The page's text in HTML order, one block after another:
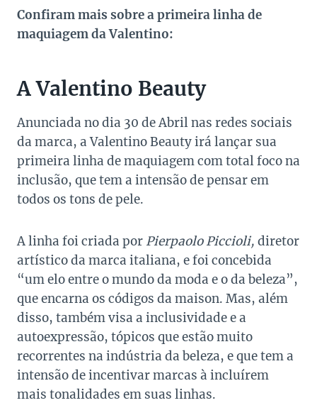
Confiram mais sobre a primeira linha de
maquiagem da Valentino:
A Valentino Beauty
Anunciada no dia 30 de Abril nas redes sociais
da marca, a Valentino Beauty irá lançar sua
primeira linha de maquiagem com total foco na
inclusão, que tem a intensão de pensar em
todos os tons de pele.
A linha foi criada por Pierpaolo Piccioli, diretor
artístico da marca italiana, e foi concebida
“um elo entre o mundo da moda e o da beleza”,
que encarna os códigos da maison. Mas, além
disso, também visa a inclusividade e a
autoexpressão, tópicos que estão muito
recorrentes na indústria da beleza, e que tem a
intensão de incentivar marcas à incluírem
mais tonalidades em suas linhas.